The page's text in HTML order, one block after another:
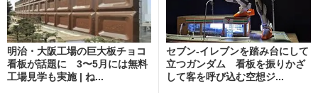
明治・大阪工場の巨大板チョコ
看板が話題に 3〜5月には無料
工場見学も実施 | ね...
セブン-イレブンを踏み台にして
立つガンダム 看板を振りかざ
して客を呼び込む空想ジ...